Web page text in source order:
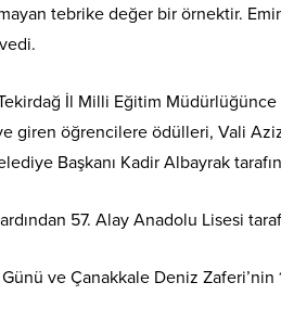
tebrike değer bir örnektir.
Tekirdağ İl Milli Eğitim
giren öğrencilere ödülleri, Vali
Başkanı Kadir Albayrak
57. Alay Anadolu Lisesi
ve Çanakkale Deniz